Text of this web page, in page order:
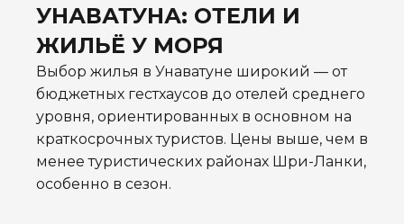
УНАВАТУНА: ОТЕЛИ И
ЖИЛЬЁ У МОРЯ
Выбор жилья в Унаватуне широкий — от
бюджетных гестхаусов до отелей среднего
уровня, ориентированных в основном на
краткосрочных туристов. Цены выше, чем в
менее туристических районах Шри-Ланки,
особенно в сезон.